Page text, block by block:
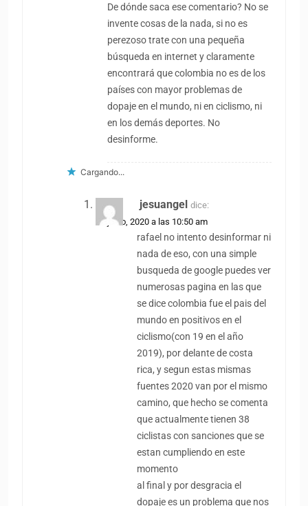
De dónde saca ese comentario? No se
invente cosas de la nada, si no es
perezoso trate con una pequeña
búsqueda en internet y claramente
encontrará que colombia no es de los
países con mayor problemas de
dopaje en el mundo, ni en ciclismo, ni
en los demás deportes. No
desinforme.
Cargando...
jesuangel dice:
24 junio, 2020 a las 10:50 am
rafael no intento desinformar ni
nada de eso, con una simple
busqueda de google puedes ver
numerosas pagina en las que
se dice colombia fue el pais del
mundo en positivos en el
ciclismo(con 19 en el año
2019), por delante de costa
rica, y segun estas mismas
fuentes 2020 van por el mismo
camino, que hecho se comenta
que actualmente tienen 38
ciclistas con sanciones que se
estan cumpliendo en este
momento
al final y por desgracia el
dopaje es un problema que nos